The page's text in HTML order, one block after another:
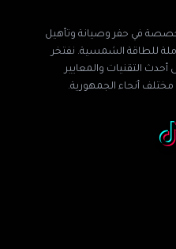
في حفر وصيانة وتأهيل
للطاقة الشمسية. نفتخر
التقنيات والمعايير
مختلف أنحاء الجمهورية.